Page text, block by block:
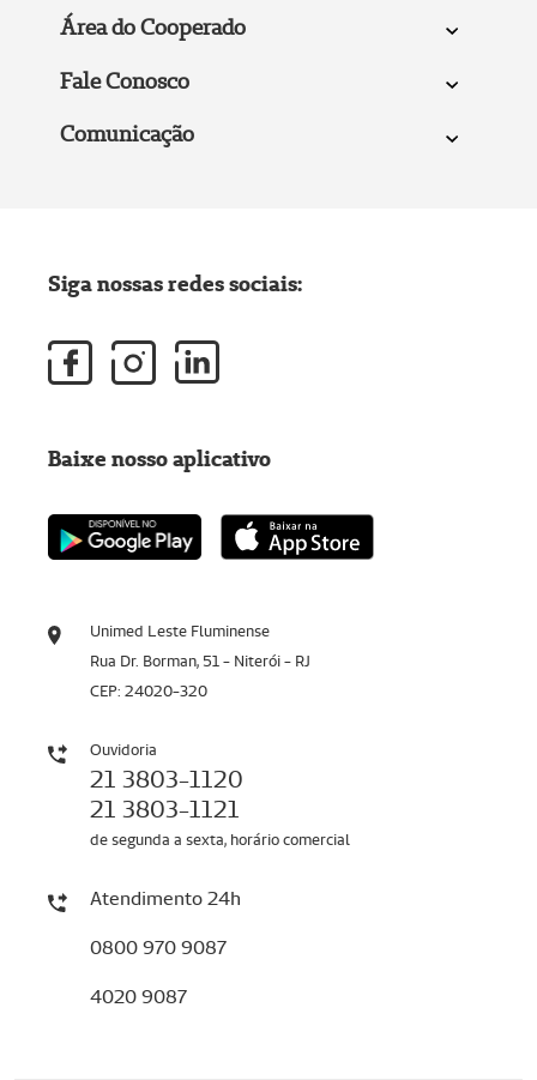
Área do Cooperado
Fale Conosco
Comunicação
Unimed Leste Fluminense
Rua Dr. Borman, 51 - Niterói - RJ
CEP: 24020-320
Ouvidoria
21 3803-1120
21 3803-1121
de segunda a sexta, horário comercial
Atendimento 24h
0800 970 9087
4020 9087
Siga nossas redes sociais:
Baixe nosso aplicativo